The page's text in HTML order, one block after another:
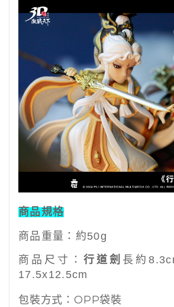
商品規格
商品重量： 約50g
商品尺寸：行道劍 長約
17.5x12.5cm
包裝方式：OPP袋裝